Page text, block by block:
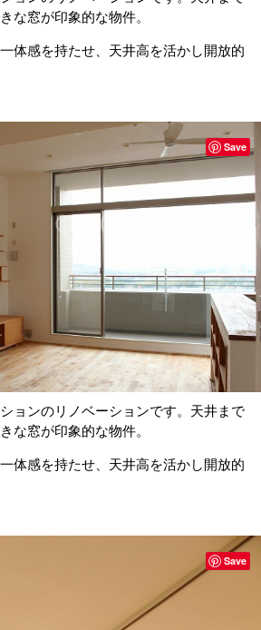
な窓が印象的な物件。
体感を持たせ、天井高を活かし開放的
ョンのリノベーションです。天井まで
な窓が印象的な物件。
体感を持たせ、天井高を活かし開放的
Save
Save